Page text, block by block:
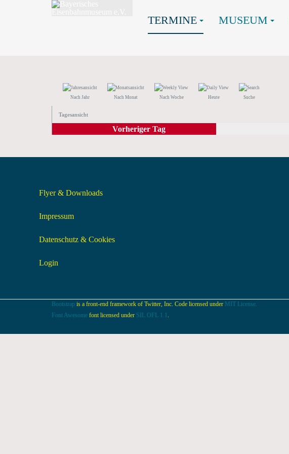
TERMINE MUSEUM
Nach Jahr Nach Monat Nach Woche Heute Suche
Tagesansicht
Vorheriger Tag
Flyer & Downloads
Impressum
Datenschutz & Cookies
Login
Bootstrap is a front-end framework of Twitter, Inc. Code licensed under MIT License.
Font Awesome font licensed under SIL OFL 1.1 .